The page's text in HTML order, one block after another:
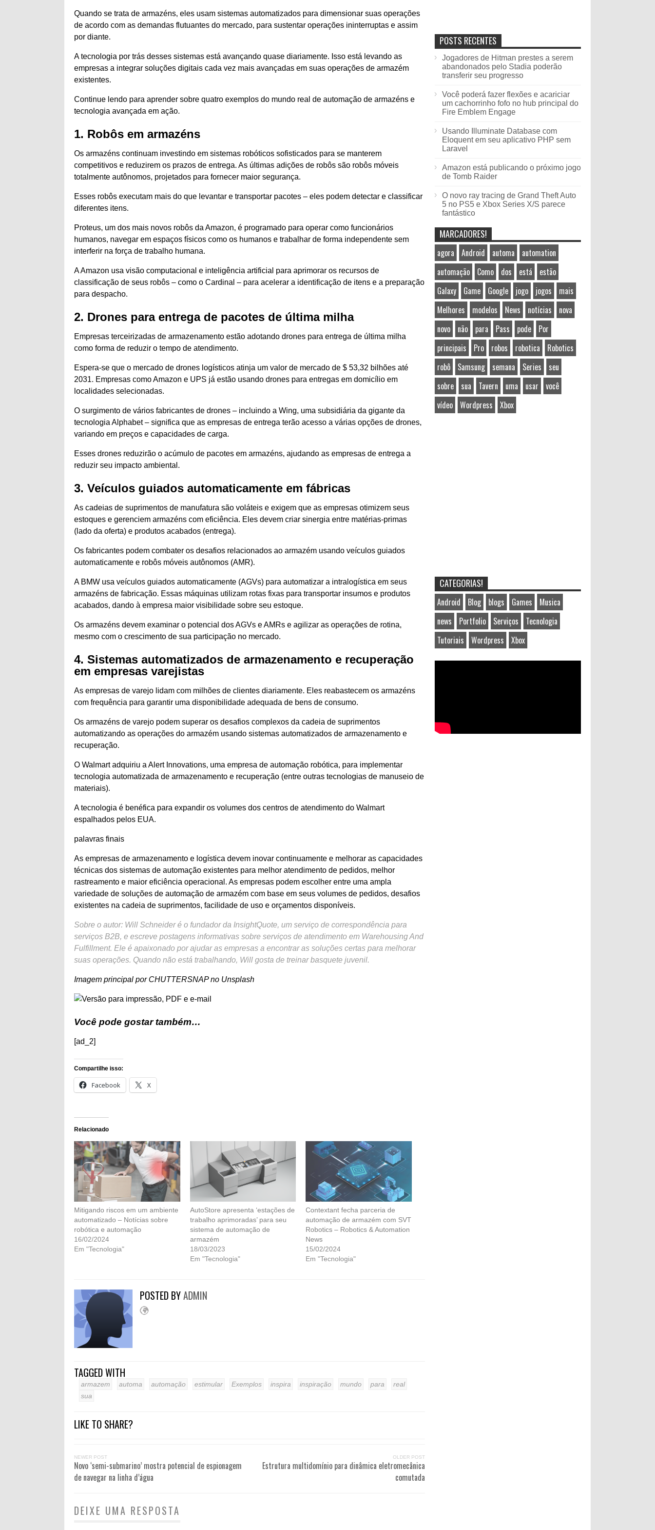
Quando se trata de armazéns, eles usam sistemas automatizados para dimensionar suas operações
de acordo com as demandas flutuantes do mercado, para sustentar operações ininterruptas e assim
por diante.
A tecnologia por trás desses sistemas está avançando quase diariamente. Isso está levando as
empresas a integrar soluções digitais cada vez mais avançadas em suas operações de armazém
existentes.
Continue lendo para aprender sobre quatro exemplos do mundo real de automação de armazéns e
tecnologia avançada em ação.
1. Robôs em armazéns
Os armazéns continuam investindo em sistemas robóticos sofisticados para se manterem
competitivos e reduzirem os prazos de entrega. As últimas adições de robôs são robôs móveis
totalmente autônomos, projetados para fornecer maior segurança.
Esses robôs executam mais do que levantar e transportar pacotes – eles podem detectar e classificar
diferentes itens.
Proteus, um dos mais novos robôs da Amazon, é programado para operar como funcionários
humanos, navegar em espaços físicos como os humanos e trabalhar de forma independente sem
interferir na força de trabalho humana.
A Amazon usa visão computacional e inteligência artificial para aprimorar os recursos de
classificação de seus robôs – como o Cardinal – para acelerar a identificação de itens e a preparação
para despacho.
2. Drones para entrega de pacotes de última milha
Empresas terceirizadas de armazenamento estão adotando drones para entrega de última milha
como forma de reduzir o tempo de atendimento.
Espera-se que o mercado de drones logísticos atinja um valor de mercado de $ 53,32 bilhões até
2031. Empresas como Amazon e UPS já estão usando drones para entregas em domicílio em
localidades selecionadas.
O surgimento de vários fabricantes de drones – incluindo a Wing, uma subsidiária da gigante da
tecnologia Alphabet – significa que as empresas de entrega terão acesso a várias opções de drones,
variando em preços e capacidades de carga.
Esses drones reduzirão o acúmulo de pacotes em armazéns, ajudando as empresas de entrega a
reduzir seu impacto ambiental.
3. Veículos guiados automaticamente em fábricas
As cadeias de suprimentos de manufatura são voláteis e exigem que as empresas otimizem seus
estoques e gerenciem armazéns com eficiência. Eles devem criar sinergia entre matérias-primas
(lado da oferta) e produtos acabados (entrega).
Os fabricantes podem combater os desafios relacionados ao armazém usando veículos guiados
automaticamente e robôs móveis autônomos (AMR).
A BMW usa veículos guiados automaticamente (AGVs) para automatizar a intralogística em seus
armazéns de fabricação. Essas máquinas utilizam rotas fixas para transportar insumos e produtos
acabados, dando à empresa maior visibilidade sobre seu estoque.
Os armazéns devem examinar o potencial dos AGVs e AMRs e agilizar as operações de rotina,
mesmo com o crescimento de sua participação no mercado.
4. Sistemas automatizados de armazenamento e recuperação
em empresas varejistas
As empresas de varejo lidam com milhões de clientes diariamente. Eles reabastecem os armazéns
com frequência para garantir uma disponibilidade adequada de bens de consumo.
Os armazéns de varejo podem superar os desafios complexos da cadeia de suprimentos
automatizando as operações do armazém usando sistemas automatizados de armazenamento e
recuperação.
O Walmart adquiriu a Alert Innovations, uma empresa de automação robótica, para implementar
tecnologia automatizada de armazenamento e recuperação (entre outras tecnologias de manuseio de
materiais).
A tecnologia é benéfica para expandir os volumes dos centros de atendimento do Walmart
espalhados pelos EUA.
palavras finais
As empresas de armazenamento e logística devem inovar continuamente e melhorar as capacidades
técnicas dos sistemas de automação existentes para melhor atendimento de pedidos, melhor
rastreamento e maior eficiência operacional. As empresas podem escolher entre uma ampla
variedade de soluções de automação de armazém com base em seus volumes de pedidos, desafios
existentes na cadeia de suprimentos, facilidade de uso e orçamentos disponíveis.
Sobre o autor: Will Schneider é o fundador da InsightQuote, um serviço de correspondência para
serviços B2B, e escreve postagens informativas sobre serviços de atendimento em Warehousing And
Fulfillment. Ele é apaixonado por ajudar as empresas a encontrar as soluções certas para melhorar
suas operações. Quando não está trabalhando, Will gosta de treinar basquete juvenil.
Imagem principal por CHUTTERSNAP no Unsplash
Você pode gostar também…
[ad_2]
Compartilhe isso:
Facebook X
Relacionado
Mitigando riscos em um ambiente
automatizado – Notícias sobre
robótica e automação
16/02/2024
Em "Tecnologia"
AutoStore apresenta ‘estações de
trabalho aprimoradas’ para seu
sistema de automação de
armazém
18/03/2023
Em "Tecnologia"
Contextant fecha parceria de
automação de armazém com SVT
Robotics – Robotics & Automation
News
15/02/2024
Em "Tecnologia"
POSTED BYADMIN
TAGGED WITH
armazem automa automação estimular Exemplos inspira inspiração mundo para
real
sua
LIKE TO SHARE?
NEWER POST
Novo ‘semi-submarino’ mostra potencial de espionagem
de navegar na linha d’água
OLDER POST
Estrutura multidomínio para dinâmica eletromecânica
comutada
DEIXE UMA RESPOSTA
POSTS RECENTES
Jogadores de Hitman prestes a serem
abandonados pelo Stadia poderão
transferir seu progresso
Você poderá fazer flexões e acariciar
um cachorrinho fofo no hub principal do
Fire Emblem Engage
Usando Illuminate Database com
Eloquent em seu aplicativo PHP sem
Laravel
Amazon está publicando o próximo jogo
de Tomb Raider
O novo ray tracing de Grand Theft Auto
5 no PS5 e Xbox Series X/S parece
fantástico
MARCADORES!
agora Android automa
automation
automação
Como dos está
estão
Galaxy
Game Google jogo jogos
mais
Melhores
modelos News notícias
nova
novo
não para Pass pode
Por
principais
Pro robos robotica
Robotics
robô
Samsung semana Series
seu
sobre
sua Tavern uma usar
você
vídeo
Wordpress Xbox
CATEGORIAS!
Android Blog blogs Games
Musica
news
Portfolio Serviços
Tecnologia
Tutoriais
Wordpress Xbox